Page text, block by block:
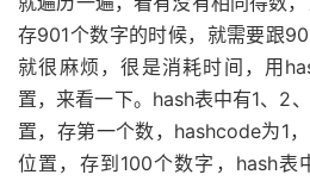
存901个数字的时候，就需要跟
就很麻烦，很是消耗时间，用
置，来看一下。hash表中有1、2
置，存第一个数，hashcode为1
位置，存到100个数字，hash表